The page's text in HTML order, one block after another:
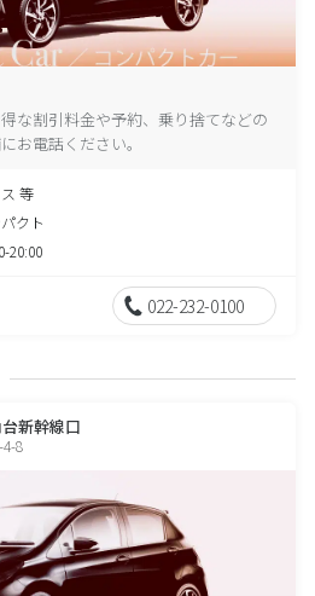
な割引料金や予約、乗り捨てなどの
お電話ください。
等
クト
20:00
022-232-0100
新幹線口
8